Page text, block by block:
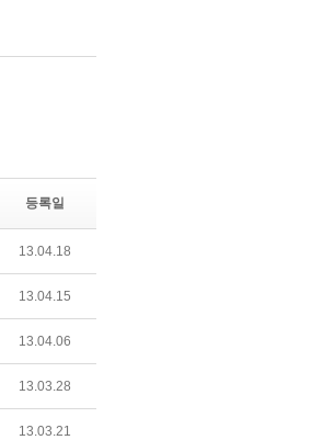
등록일
13.04.18
13.04.15
13.04.06
13.03.28
13.03.21